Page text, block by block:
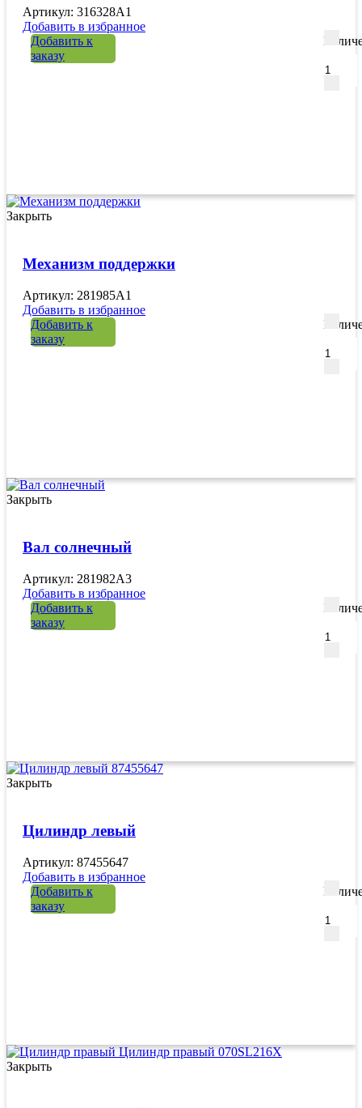
Артикул: 316328A1
Добавить в избранное
Добавить к
заказу
Закрыть
Механизм поддержки
Артикул: 281985A1
Добавить в избранное
Добавить к
заказу
Закрыть
Вал солнечный
Артикул: 281982A3
Добавить в избранное
Добавить к
заказу
Закрыть
Цилиндр левый
Артикул: 87455647
Добавить в избранное
Добавить к
заказу
Закрыть